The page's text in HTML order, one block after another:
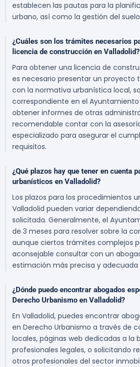
establecen las pautas para la
urbano, así como la gestión del
¿Cuáles son los trámites necesarios
licencia de construcción en Valladolid?
Para obtener una licencia de
es necesario presentar un proyecto
con la normativa urbanística local,
correspondiente en el Ayuntamiento
obtener informes de otras
recomendable contar con la
especializado para asegurar el
requisitos.
¿Qué plazos hay que tener en cuenta
urbanísticos en Valladolid?
Los plazos para los procedimientos
Valladolid pueden variar
solicitada. Generalmente, el
de 3 meses para resolver sobre la
aunque ciertos trámites complejos
aconsejable consultar con un
estimación más precisa y adecuada
¿Dónde puedo encontrar abogados
Derecho Urbanismo en Valladolid?
En Valladolid, puedes encontrar
en Derecho Urbanismo a través de
locales, páginas web dedicadas a la
profesionales legales, o solicitando
otros profesionales del sector